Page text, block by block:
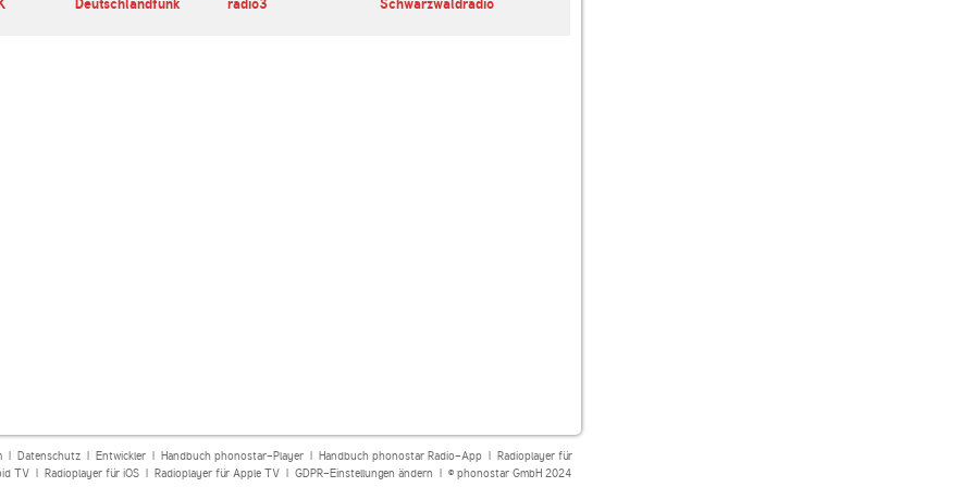
Deutschlandfunk radio3 Schwarzwaldradio
| Datenschutz| Entwickler| Handbuch phonostar-Player| Handbuch phonostar Radio-App| Radioplayer für
TV| Radioplayer für iOS| Radioplayer für Apple TV| GDPR-Einstellungen ändern | © phonostar GmbH 2024